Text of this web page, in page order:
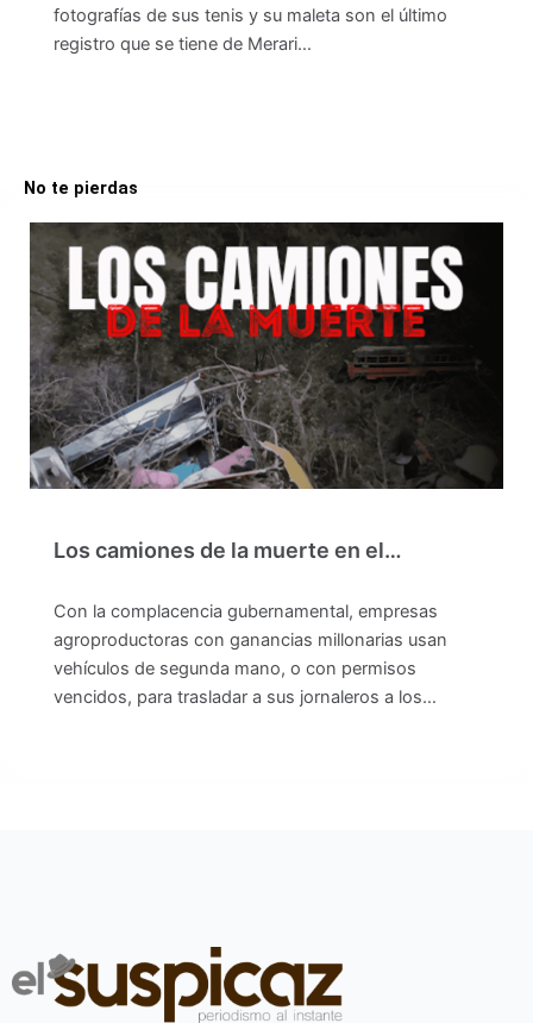
fotografías de sus tenis y su maleta son el último
registro que se tiene de Merari…
No te pierdas
Los camiones de la muerte en el…
Con la complacencia gubernamental, empresas
agroproductoras con ganancias millonarias usan
vehículos de segunda mano, o con permisos
vencidos, para trasladar a sus jornaleros a los…